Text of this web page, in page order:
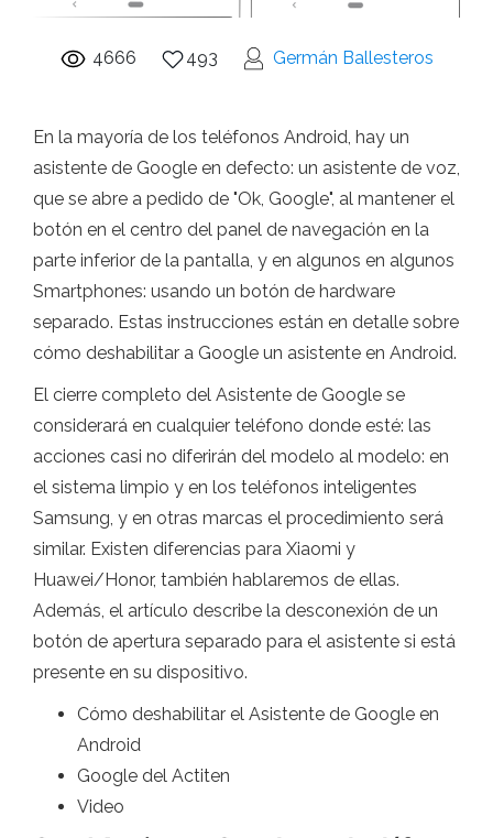
4666 493 Germán Ballesteros
En la mayoría de los teléfonos Android, hay un
asistente de Google en defecto: un asistente de voz,
que se abre a pedido de "Ok, Google", al mantener el
botón en el centro del panel de navegación en la
parte inferior de la pantalla, y en algunos en algunos
Smartphones: usando un botón de hardware
separado. Estas instrucciones están en detalle sobre
cómo deshabilitar a Google un asistente en Android.
El cierre completo del Asistente de Google se
considerará en cualquier teléfono donde esté: las
acciones casi no diferirán del modelo al modelo: en
el sistema limpio y en los teléfonos inteligentes
Samsung, y en otras marcas el procedimiento será
similar. Existen diferencias para Xiaomi y
Huawei/Honor, también hablaremos de ellas.
Además, el artículo describe la desconexión de un
botón de apertura separado para el asistente si está
presente en su dispositivo.
Cómo deshabilitar el Asistente de Google en
Android
Google del Actiten
Video